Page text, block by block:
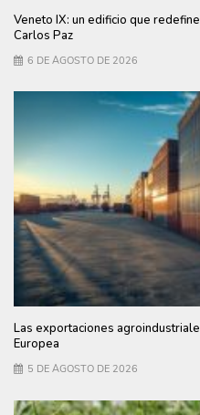
Veneto IX: un edificio que
Carlos Paz
6 DE AGOSTO DE 2026
Las exportaciones
Europea
5 DE AGOSTO DE 2026